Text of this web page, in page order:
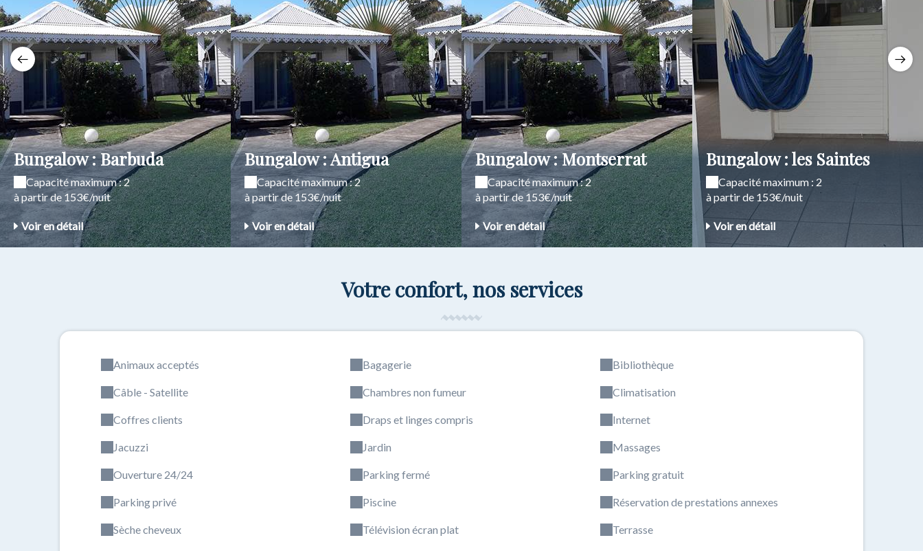
Bungalow : Barbuda
Capacité maximum : 2
à partir de 153€/nuit
Voir en détail
Bungalow : Antigua
Capacité maximum : 2
à partir de 153€/nuit
Voir en détail
Bungalow : Montserrat
Capacité maximum : 2
à partir de 153€/nuit
Voir en détail
Bungalow : les Saintes
Capacité maximum : 2
à partir de 153€/nuit
Voir en détail
Votre confort, nos services
Animaux acceptés Bagagerie Bibliothèque
Câble - Satellite Chambres non fumeur Climatisation
Coffres clients Draps et linges compris Internet
Jacuzzi Jardin Massages
Ouverture 24/24 Parking fermé Parking gratuit
Parking privé Piscine Réservation de prestations annexes
Sèche cheveux Télévision écran plat Terrasse